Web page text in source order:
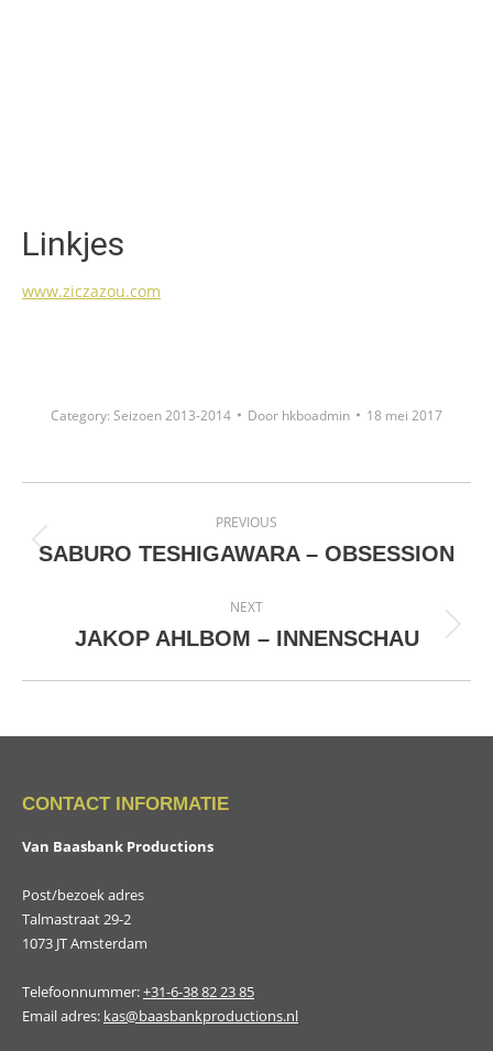
Linkjes
www.ziczazou.com
Category: Seizoen 2013-2014 Door hkboadmin 18 mei 2017
navigation
PREVIOUS
Previous
SABURO TESHIGAWARA – OBSESSION
NEXT
Next
JAKOP AHLBOM – INNENSCHAU
CONTACT INFORMATIE
Van Baasbank Productions
Post/bezoek adres
Talmastraat 29-2
1073 JT Amsterdam
Telefoonnummer:+31-6-38 82 23 85
Email adres: kas@baasbankproductions.nl